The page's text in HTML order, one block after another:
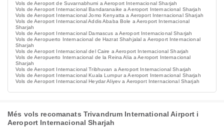
Vols de Aeroport de Suvarnabhumi a Aeroport Internacional Sharjah
Vols de Aeroport Internacional Bandaranaike a Aeroport Internacional Sharjah
Vols de Aeroport Internacional Jomo Kenyatta a Aeroport Internacional Sharjah
Vols de Aeroport Internacional Addis Ababa Bole a Aeroport Internacional
Sharjah
Vols de Aeroport Internacional Damascus a Aeroport Internacional Sharjah
Vols de Aeropuerto Internacional de Hazrat Shahjalal a Aeroport Internacional
Sharjah
Vols de Aeroport Internacional del Caire a Aeroport Internacional Sharjah
Vols de Aeropuerto Internacional de la Reina Alia a Aeroport Internacional
Sharjah
Vols de Aeroport Internacional Tribhuvan a Aeroport Internacional Sharjah
Vols de Aeroport Internacional Kuala Lumpur a Aeroport Internacional Sharjah
Vols de Aeroport Internacional Heydar Aliyev a Aeroport Internacional Sharjah
Més vols recomanats Trivandrum International Airport i
Aeroport Internacional Sharjah